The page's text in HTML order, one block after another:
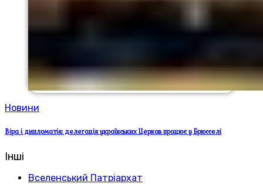
Новини
Віра і дипломатія: делегація українських Церков працює у Брюсселі
Інші
Вселенський Патріархат